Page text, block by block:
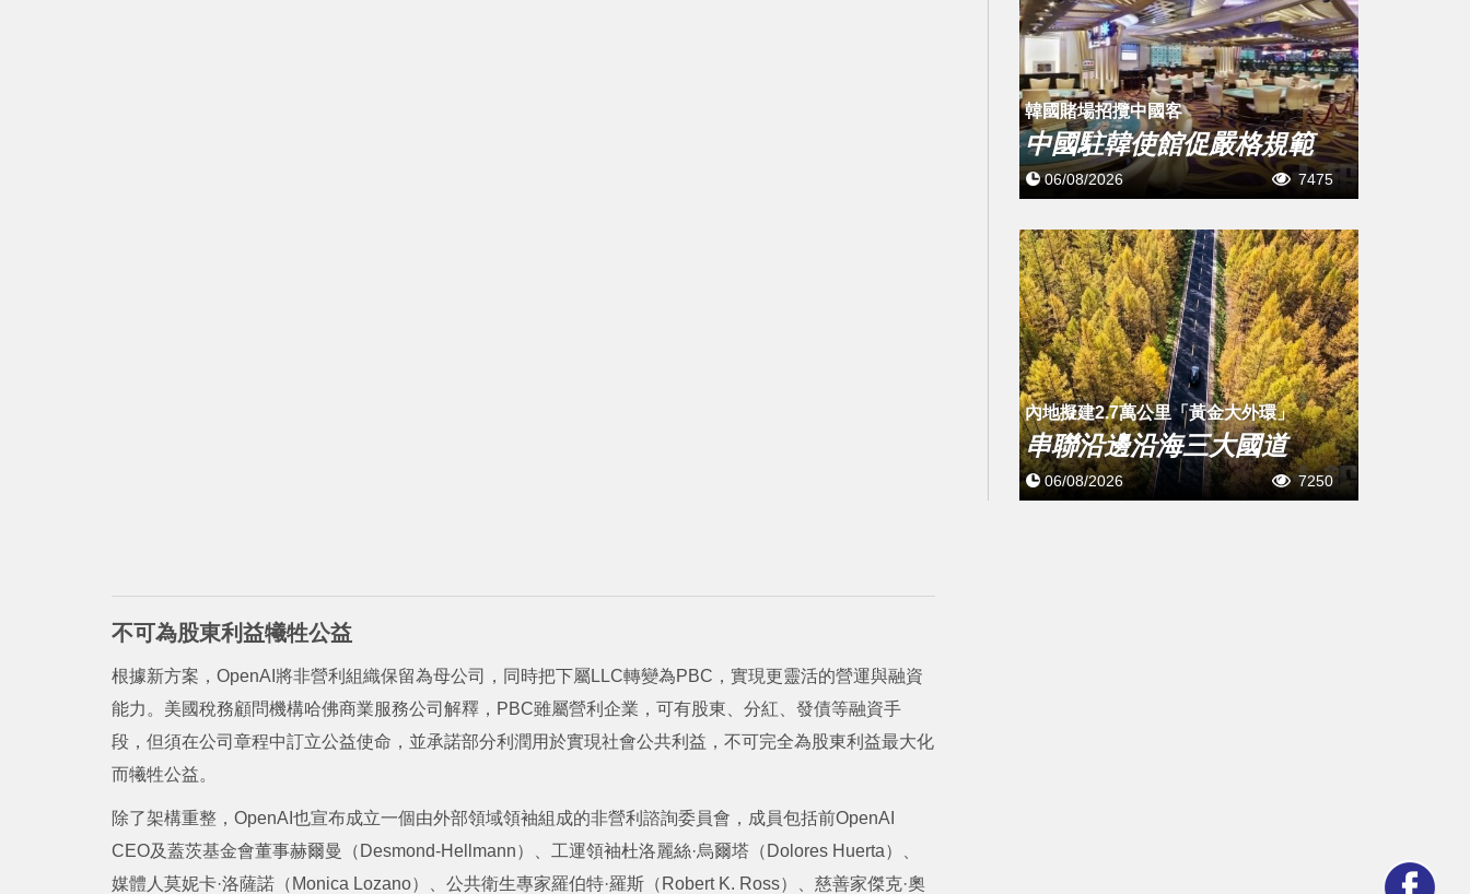
不可為股東利益犧牲公益
根據新方案，OpenAI將非營利組織保留為母公司，同時把下屬LLC轉變為PBC，實現更靈活的營運與融資
能力。美國稅務顧問機構哈佛商業服務公司解釋，PBC雖屬營利企業，可有股東、分紅、發債等融資手
段，但須在公司章程中訂立公益使命，並承諾部分利潤用於實現社會公共利益，不可完全為股東利益最大化
而犧牲公益。
除了架構重整，OpenAI也宣布成立一個由外部領域領袖組成的非營利諮詢委員會，成員包括前OpenAI
CEO及蓋茨基金會董事赫爾曼（Desmond-Hellmann）、工運領袖杜洛麗絲·烏爾塔（Dolores Huerta）、
媒體人莫妮卡·洛薩諾（Monica Lozano）、公共衛生專家羅伯特·羅斯（Robert K. Ross）、慈善家傑克·奧
韓國賭場招攬中國客
中國駐韓使館促嚴格規範
06/08/2026 7475
內地擬建2.7萬公里「黃金大外環」
串聯沿邊沿海三大國道
06/08/2026 7250